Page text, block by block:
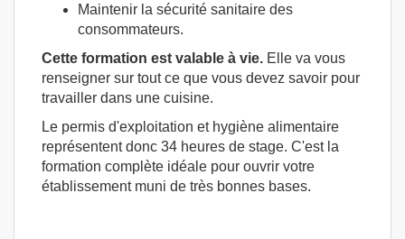
Maintenir la sécurité sanitaire des
consommateurs.
Cette formation est valable à vie. Elle va vous
renseigner sur tout ce que vous devez savoir pour
travailler dans une cuisine.
Le permis d'exploitation et hygiène alimentaire
représentent donc 34 heures de stage. C'est la
formation complète idéale pour ouvrir votre
établissement muni de très bonnes bases.